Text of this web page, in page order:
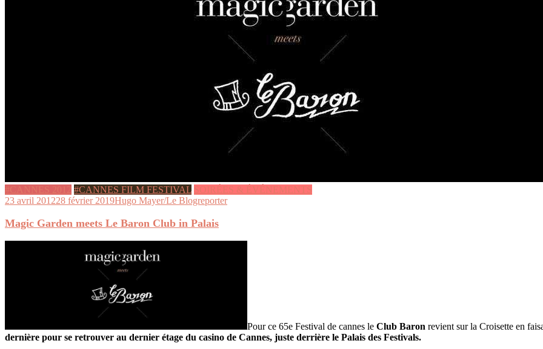
#CANNES 2012 #CANNES FILM FESTIVAL SOIRÉES & ÉVÉNEMENTS
23 avril 201228 février 2019Hugo Mayer/Le Blogreporter
Magic Garden meets Le Baron Club in Palais
Pour ce 65e Festival de cannes le Club Baron revient sur la Croisette en
dernière pour se retrouver au dernier étage du casino de Cannes, juste derrière le Palais des Festivals.